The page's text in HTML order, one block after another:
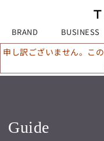
BRAND BUSINESS
申し訳ございません。こ
Guide